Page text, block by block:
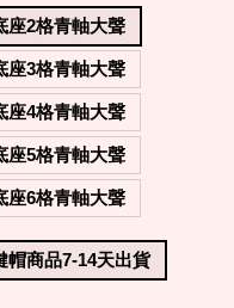
座2格青軸大聲
座3格青軸大聲
座4格青軸大聲
座5格青軸大聲
座6格青軸大聲
帽商品7-14天出貨